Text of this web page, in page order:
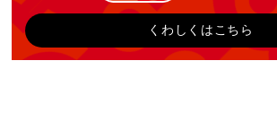
くわしくはこちら